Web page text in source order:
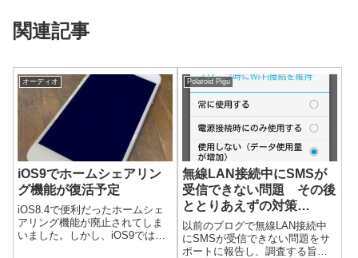
関連記事
オーディオ
iOS9でホームシェアリン
グ機能が復活予定
iOS8.4で便利だったホームシェ
アリング機能が廃止されてしま
いました。しかし、iOS9では復
Polaroid Pigu
無線LAN接続中にSMSが
受信できない問題 その後
ととりあえずの対策
(Polaroid Pigu)
以前のブログで無線LAN接続中
にSMSが受信できない問題をサ
ポートに報告し、調査する旨の